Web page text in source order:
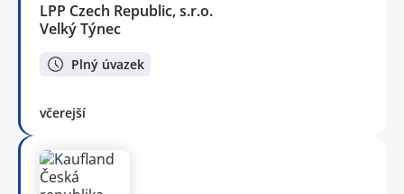
LPP Czech Republic, s.r.o.
Velký Týnec
Plný úvazek
včerejší